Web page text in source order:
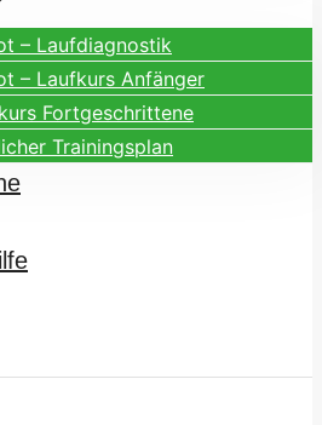
– Laufdiagnostik
– Laufkurs Anfänger
Fortgeschrittene
Trainingsplan